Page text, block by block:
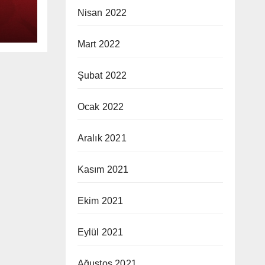
Nisan 2022
Mart 2022
Şubat 2022
Ocak 2022
Aralık 2021
Kasım 2021
Ekim 2021
Eylül 2021